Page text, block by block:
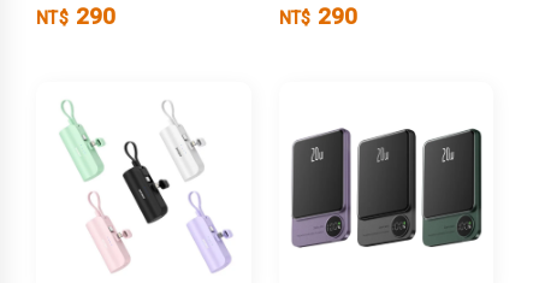
NT$ 290 NT$ 290